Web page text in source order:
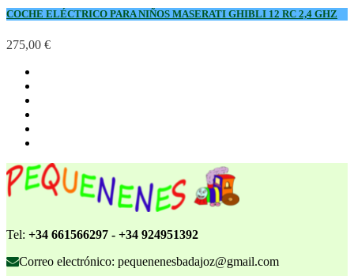
COCHE ELÉCTRICO PARA NIÑOS MASERATI GHIBLI 12 RC 2,4 GHZ
275,00 €
Tel: +34 661566297 - +34 924951392
Correo electrónico: pequenenesbadajoz@gmail.com